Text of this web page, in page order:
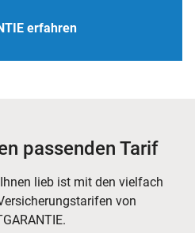
erfahren
passenden Tarif
lieb ist mit den vielfach
von